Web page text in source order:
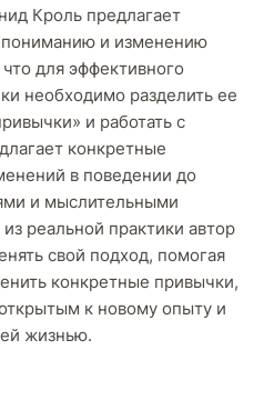
Кроль предлагает
и изменению
для эффективного
необходимо разделить ее
и работать с
конкретные
в поведении до
и мыслительными
реальной практики автор
свой подход, помогая
конкретные привычки,
к новому опыту и
жизнью.